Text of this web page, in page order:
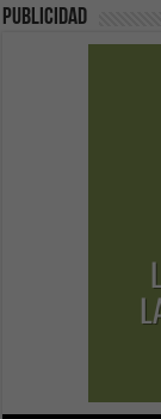
Publicidad